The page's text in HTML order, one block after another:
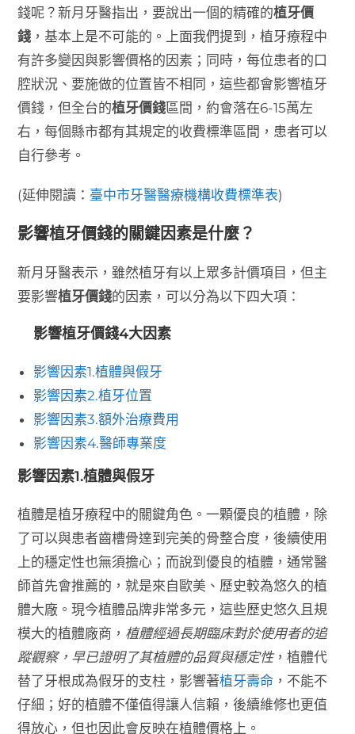
錢呢？新月牙醫指出，要說出一個的精確的植牙價
錢 ，基本上是不可能的。上面我們提到，植牙療程中
有許多變因與影響價格的因素；同時，每位患者的口
腔狀況、要施做的位置皆不相同，這些都會影響植牙
價錢，但全台的植牙價錢區間，約會落在6-15萬左
右，每個縣市都有其規定的收費標準區間，患者可以
自行參考。
(延伸閱讀： 臺中市牙醫醫療機構收費標準表)
影響植牙價錢的關鍵因素是什麼？
新月牙醫表示，雖然植牙有以上眾多計價項目，但主
要影響植牙價錢的因素，可以分為以下四大項：
影響植牙價錢4大因素
影響因素1.植體與假牙
影響因素2.植牙位置
影響因素3.額外治療費用
影響因素4.醫師專業度
影響因素1.植體與假牙
植體是植牙療程中的關鍵角色。一顆優良的植體，除
了可以與患者齒槽骨達到完美的骨整合度，後續使用
上的穩定性也無須擔心；而說到優良的植體，通常醫
師首先會推薦的，就是來自歐美、歷史較為悠久的植
體大廠。現今植體品牌非常多元，這些歷史悠久且規
模大的植體廠商， 植體經過長期臨床對於使用者的追
蹤觀察，早已證明了其植體的品質與穩定性，植體代
替了牙根成為假牙的支柱，影響著植牙壽命 ，不能不
仔細；好的植體不僅值得讓人信賴，後續維修也更值
得放心，但也因此會反映在植體價格上。